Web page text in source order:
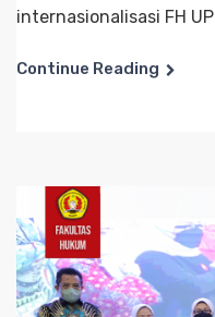
internasionalisasi FH
Continue Reading